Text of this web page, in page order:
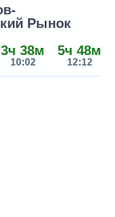
Рынок
3ч 38м
10:02
5ч 48м
12:12